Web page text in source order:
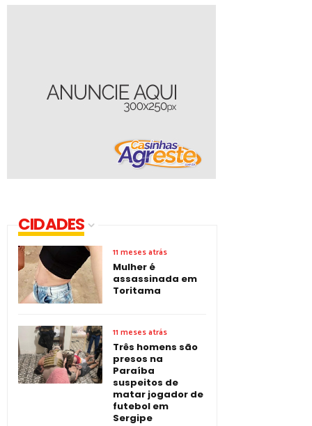
CIDADES
11 meses atrás
Mulher é
assassinada em
Toritama
11 meses atrás
Três homens são
presos na
Paraíba
suspeitos de
matar jogador de
futebol em
Sergipe